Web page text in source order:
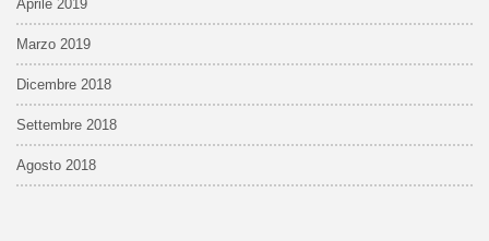
Aprile 2019
Marzo 2019
Dicembre 2018
Settembre 2018
Agosto 2018